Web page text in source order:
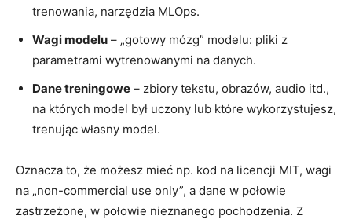
trenowania, narzędzia MLOps.
Wagi modelu – „gotowy mózg” modelu: pliki z
parametrami wytrenowanymi na danych.
Dane treningowe – zbiory tekstu, obrazów, audio itd.,
na których model był uczony lub które wykorzystujesz,
trenując własny model.
Oznacza to, że możesz mieć np. kod na licencji MIT, wagi
na „non-commercial use only”, a dane w połowie
zastrzeżone, w połowie nieznanego pochodzenia. Z